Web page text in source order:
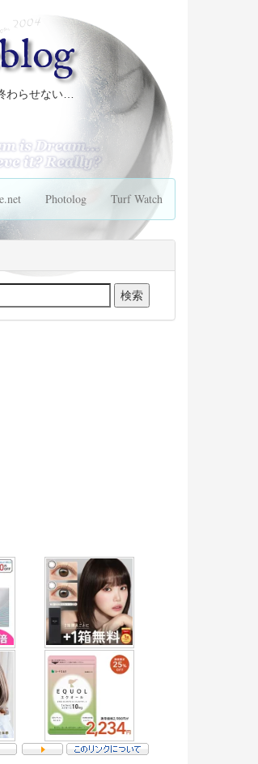
わらせない…
Photolog Turf Watch